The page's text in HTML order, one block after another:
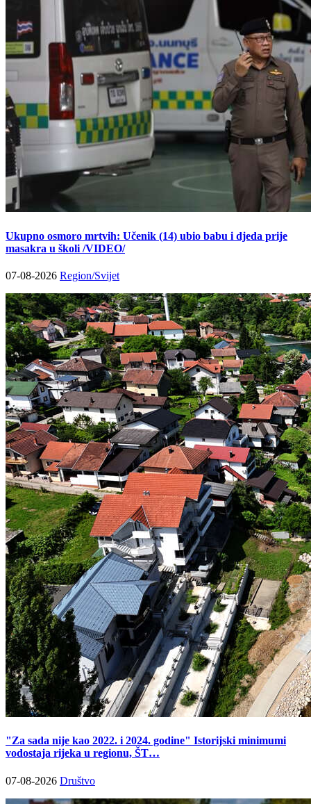
Ukupno osmoro mrtvih: Učenik (14) ubio babu i djeda prije
masakra u školi /VIDEO/
07-08-2026 Region/Svijet
"Za sada nije kao 2022. i 2024. godine" Istorijski minimumi
vodostaja rijeka u regionu, ŠT…
07-08-2026 Društvo